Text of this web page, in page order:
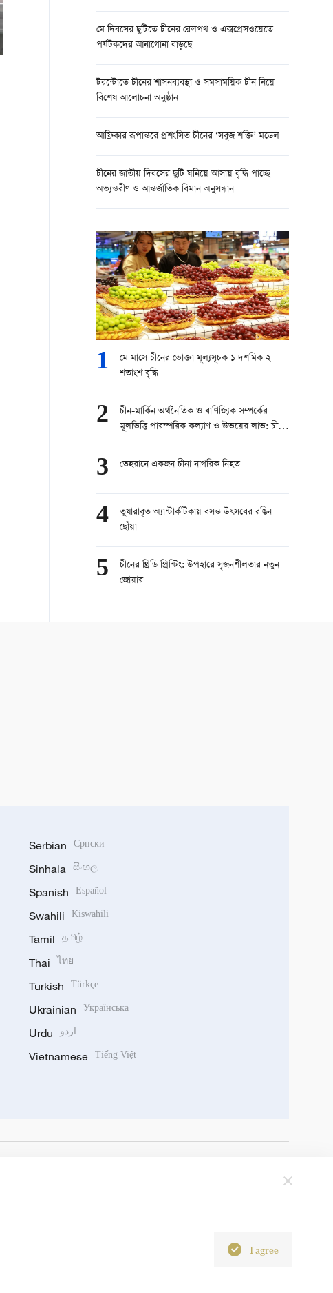
মে দিবসের ছুটিতে চীনের রেলপথ ও এক্সপ্রেসওয়েতে
পর্যটকদের আনাগোনা বাড়ছে
টরন্টোতে চীনের শাসনব্যবস্থা ও সমসাময়িক চীন নিয়ে
বিশেষ আলোচনা অনুষ্ঠান
আফ্রিকার রূপান্তরে প্রশংসিত চীনের ‘সবুজ শক্তি’ মডেল
চীনের জাতীয় দিবসের ছুটি ঘনিয়ে আসায় বৃদ্ধি পাচ্ছে
অভ্যন্তরীণ ও আন্তর্জাতিক বিমান অনুসন্ধান
1
মে মাসে চীনের ভোক্তা মূল্যসূচক ১ দশমিক ২
শতাংশ বৃদ্ধি
2
চীন-মার্কিন অর্থনৈতিক ও বাণিজ্যিক সম্পর্কের
মূলভিত্তি পারস্পরিক কল্যাণ ও উভয়ের লাভ: চীনা
3 তেহরানে একজন চীনা নাগরিক নিহত
4
তুষারাবৃত অ্যান্টার্কটিকায় বসন্ত উৎসবের রঙিন
ছোঁয়া
5
চীনের থ্রিডি প্রিন্টিং: উপহারে সৃজনশীলতার নতুন
জোয়ার
Serbian Српски
Sinhala සිංහල
Spanish Español
Swahili Kiswahili
Tamil தமிழ்
Thai ไทย
Turkish Türkçe
Ukrainian Українська
Urdu اردو
Vietnamese Tiếng Việt
I agree